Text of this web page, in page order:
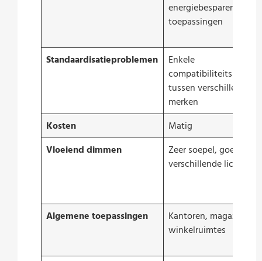
energiebesparende
toepassingen
Standaardisatieproblemen
Enkele
tussen verschillende
merken
Kosten
Matig
Vloeiend dimmen
Zeer soepel, goed voor
verschillende
Algemene toepassingen
Kantoren, magazijnen,
winkelruimtes